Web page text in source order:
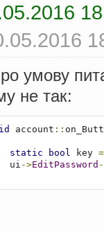
умову
не так:
account ::
static
bool key =
    ui
->EditPassword